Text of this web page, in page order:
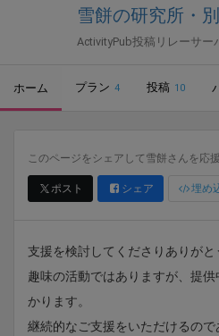
雪餅の研究所・
ActivityPub投稿リレーサー
ホーム プラン 4 投稿 10
このページをシェアして雪餅さんを応
ポスト シェア 埋め
支援を検討してくださりありがと
趣味の活動ではありますが、提
かります。
継続的なご支援をいただけるの